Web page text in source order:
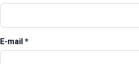
E-mail *